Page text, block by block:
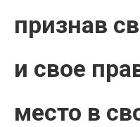
признав
и свое
место в